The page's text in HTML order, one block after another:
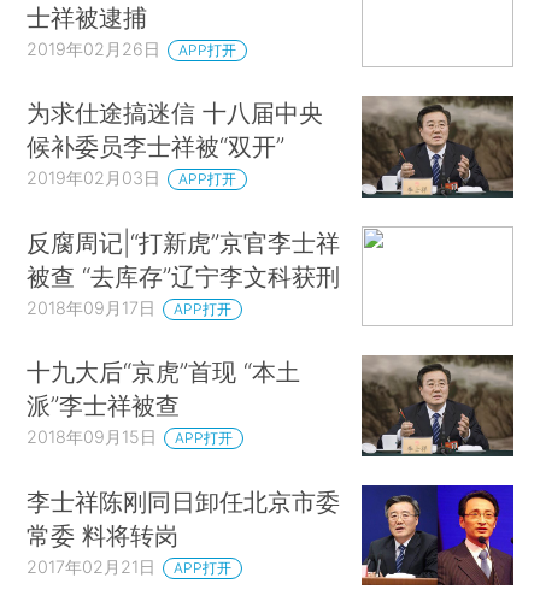
士祥被逮捕
2019年02月26日 APP打开
为求仕途搞迷信 十八届中央
候补委员李士祥被“双开”
2019年02月03日 APP打开
反腐周记|“打新虎”京官李士祥
被查 “去库存”辽宁李文科获刑
2018年09月17日 APP打开
十九大后“京虎”首现 “本土
派”李士祥被查
2018年09月15日 APP打开
李士祥陈刚同日卸任北京市委
常委 料将转岗
2017年02月21日 APP打开